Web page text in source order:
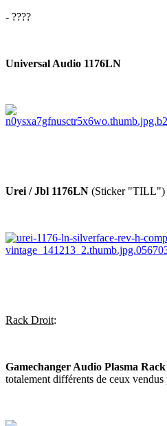
- ????
Universal Audio 1176LN
Urei / Jbl 1176LN (Sticker "TILL")
Rack Droit:
Gamechanger Audio Plasma
totalement différents de ceux